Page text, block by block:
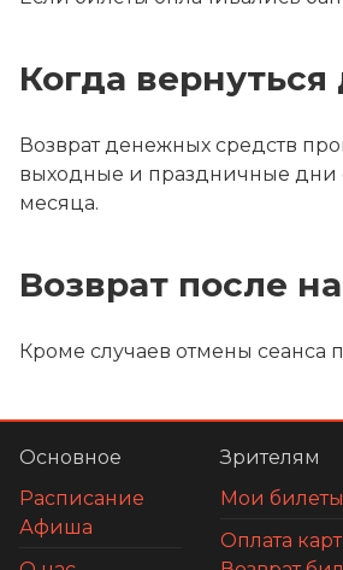
Когда вернуться
Возврат денежных средств
выходные и праздничные дни
месяца.
Возврат после
Кроме случаев отмены сеанса
Основное
Расписание
Афиша
Зрителям
Мои билеты
Оплата